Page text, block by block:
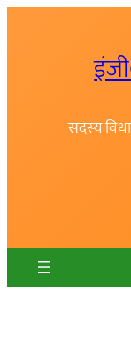
सदस्य